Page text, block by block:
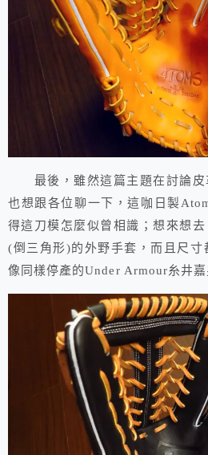
最後，雖然這篇主題在討論皮
也想跟各位聊一下，這咖日製
得這刀模怎麼似曾相識；想來想
(倒三角形)的外野手套，而且尺寸
像同樣停產的Under Armour糸井